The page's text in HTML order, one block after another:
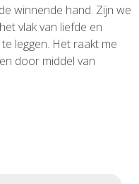
winnende hand. Zijn we
vlak van liefde en
leggen. Het raakt me
door middel van